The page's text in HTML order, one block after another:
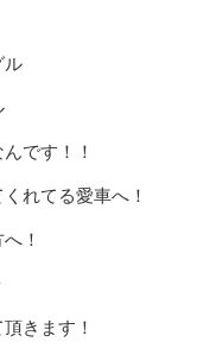
ル
です！！
れてる愛車へ！
！
きます！